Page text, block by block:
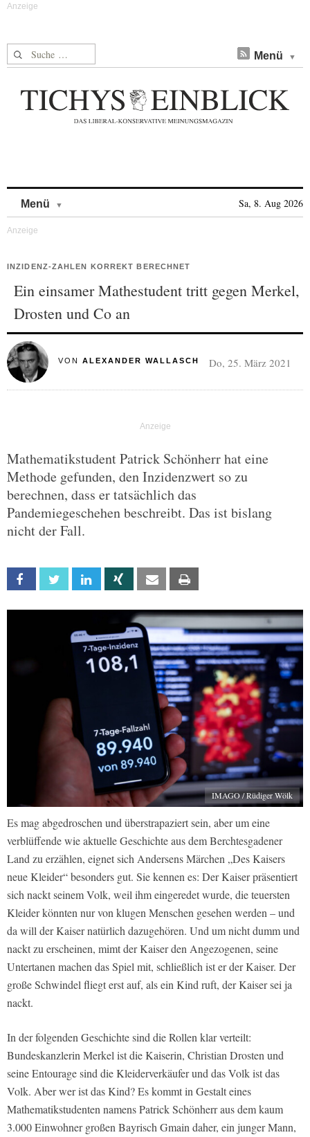
Suche nach: Menü
Menü Sa, 8. Aug 2026
INZIDENZ-ZAHLEN KORREKT BERECHNET
Ein einsamer Mathestudent tritt gegen Merkel,
Drosten und Co an
VON ALEXANDER WALLASCH Do, 25. März 2021
Mathematikstudent Patrick Schönherr hat eine
Methode gefunden, den Inzidenzwert so zu
berechnen, dass er tatsächlich das
Pandemiegeschehen beschreibt. Das ist bislang
nicht der Fall.
Facebook Twitter Linkedin Xing Email
IMAGO / Rüdiger Wölk
Es mag abgedroschen und überstrapaziert sein, aber um eine
verblüffende wie aktuelle Geschichte aus dem Berchtesgadener
Land zu erzählen, eignet sich Andersens Märchen „Des Kaisers
neue Kleider“ besonders gut. Sie kennen es: Der Kaiser präsentiert
sich nackt seinem Volk, weil ihm eingeredet wurde, die teuersten
Kleider könnten nur von klugen Menschen gesehen werden – und
da will der Kaiser natürlich dazugehören. Und um nicht dumm und
nackt zu erscheinen, mimt der Kaiser den Angezogenen, seine
Untertanen machen das Spiel mit, schließlich ist er der Kaiser. Der
große Schwindel fliegt erst auf, als ein Kind ruft, der Kaiser sei ja
nackt.
In der folgenden Geschichte sind die Rollen klar verteilt:
Bundeskanzlerin Merkel ist die Kaiserin, Christian Drosten und
seine Entourage sind die Kleiderverkäufer und das Volk ist das
Volk. Aber wer ist das Kind? Es kommt in Gestalt eines
Mathematikstudenten namens Patrick Schönherr aus dem kaum
3.000 Einwohner großen Bayrisch Gmain daher, ein junger Mann,